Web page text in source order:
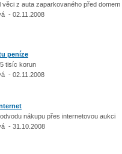
věci z auta zaparkovaného před domem
- 02.11.2008
peníze
tisíc korun
- 02.11.2008
nákupu přes internetovou aukci
- 31.10.2008